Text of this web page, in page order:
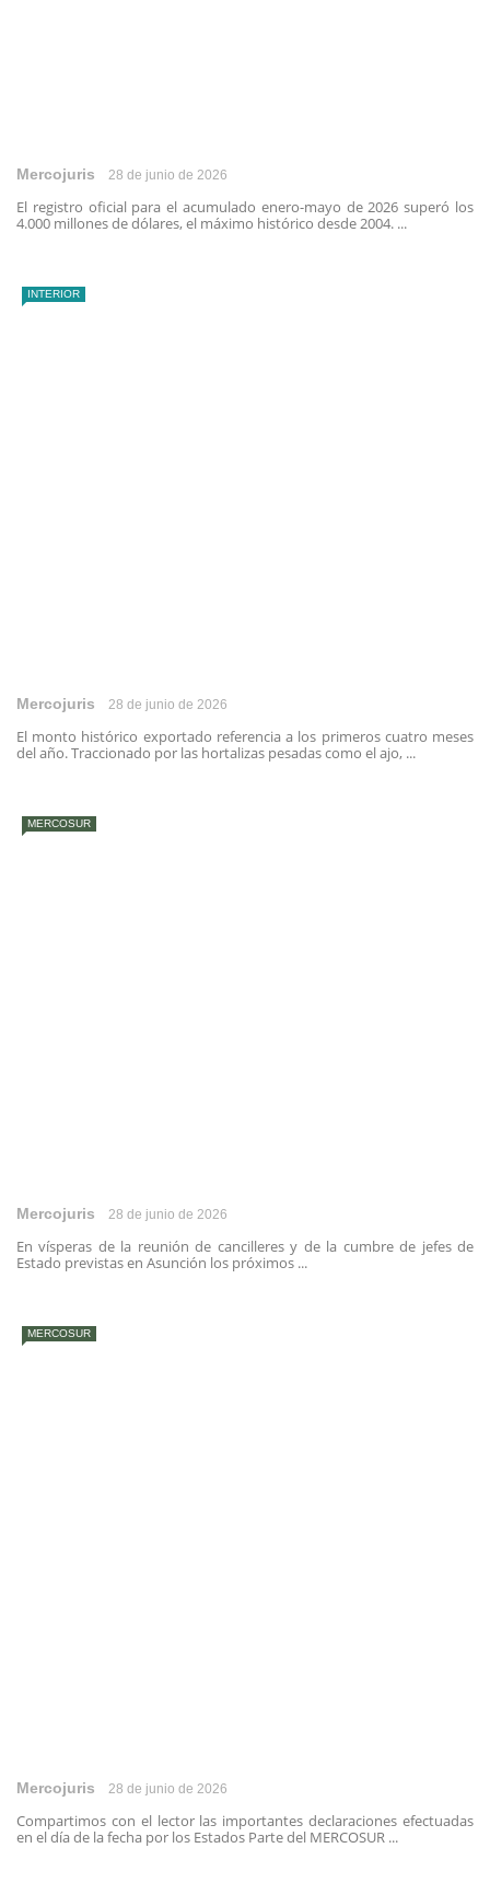
Mercojuris 28 de junio de 2026
El registro oficial para el acumulado enero-mayo de 2026 superó los
4.000 millones de dólares, el máximo histórico desde 2004. ...
INTERIOR
Mercojuris 28 de junio de 2026
El monto histórico exportado referencia a los primeros cuatro meses
del año. Traccionado por las hortalizas pesadas como el ajo, ...
MERCOSUR
Mercojuris 28 de junio de 2026
En vísperas de la reunión de cancilleres y de la cumbre de jefes de
Estado previstas en Asunción los próximos ...
MERCOSUR
Mercojuris 28 de junio de 2026
Compartimos con el lector las importantes declaraciones efectuadas
en el día de la fecha por los Estados Parte del MERCOSUR ...